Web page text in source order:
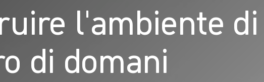
l'ambiente di
di domani